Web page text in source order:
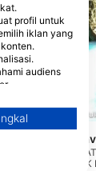
Diving Centre, 52100
Kamenjak -
KOLUMBARICE
profil untuk
iklan yang
audiens
dapat